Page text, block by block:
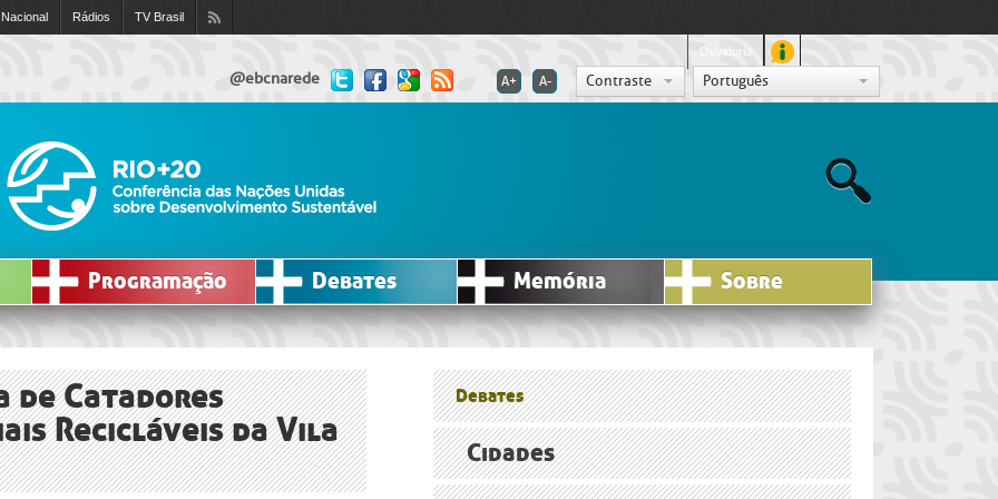
Rádios TV Brasil
Ouvidoria
@ebcnarede A+ A- Contraste Português
Programação Debates Memória Sobre
de Catadores
Recicláveis da Vila
Debates
Cidades